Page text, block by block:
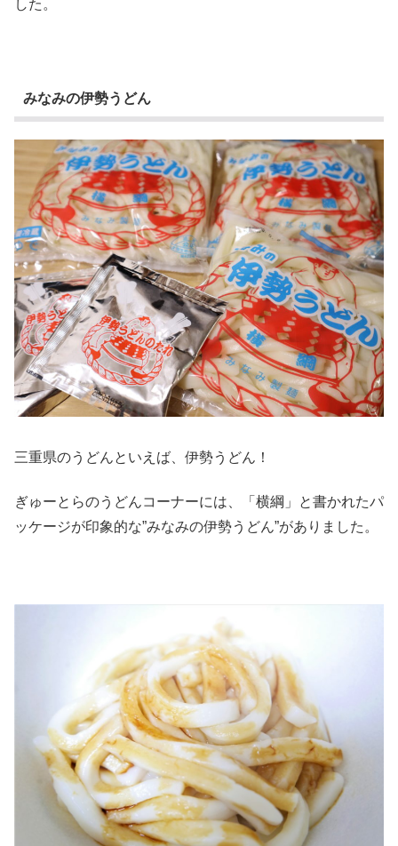
した。
みなみの伊勢うどん
三重県のうどんといえば、伊勢うどん！
ぎゅーとらのうどんコーナーには、「横綱」と書かれたパ
ッケージが印象的な”みなみの伊勢うどん”がありました。